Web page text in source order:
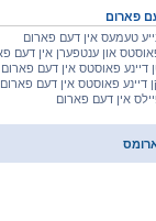
פארום
טעמעס אין דעם פארום
און ענטפערן אין דעם
דיינע פאוסטס אין דעם פארום
דיינע פאוסטס אין דעם פארום
אין דעם פארום